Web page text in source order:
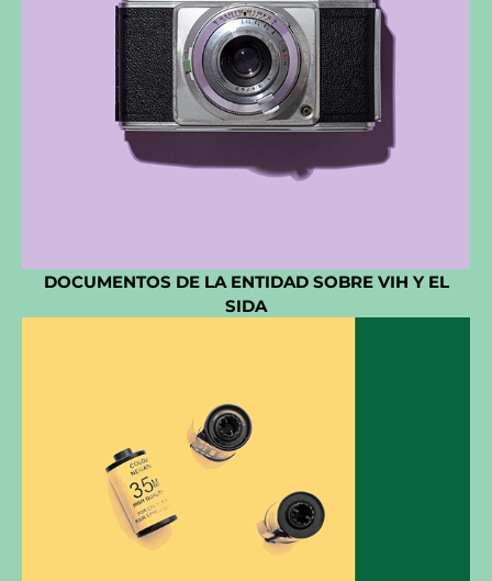
DOCUMENTOS DE LA ENTIDAD SOBRE VIH Y EL
SIDA